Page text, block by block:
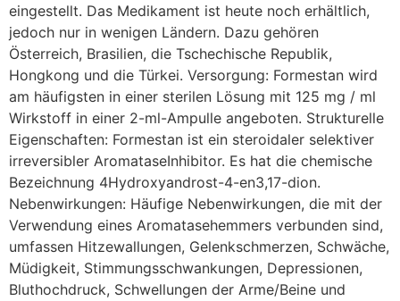
eingestellt. Das Medikament ist heute noch erhältlich,
jedoch nur in wenigen Ländern. Dazu gehören
Österreich, Brasilien, die Tschechische Republik,
Hongkong und die Türkei. Versorgung: Formestan wird
am häufigsten in einer sterilen Lösung mit 125 mg / ml
Wirkstoff in einer 2-ml-Ampulle angeboten. Strukturelle
Eigenschaften: Formestan ist ein steroidaler selektiver
irreversibler AromataseInhibitor. Es hat die chemische
Bezeichnung 4Hydroxyandrost-4-en3,17-dion.
Nebenwirkungen: Häufige Nebenwirkungen, die mit der
Verwendung eines Aromatasehemmers verbunden sind,
umfassen Hitzewallungen, Gelenkschmerzen, Schwäche,
Müdigkeit, Stimmungsschwankungen, Depressionen,
Bluthochdruck, Schwellungen der Arme/Beine und